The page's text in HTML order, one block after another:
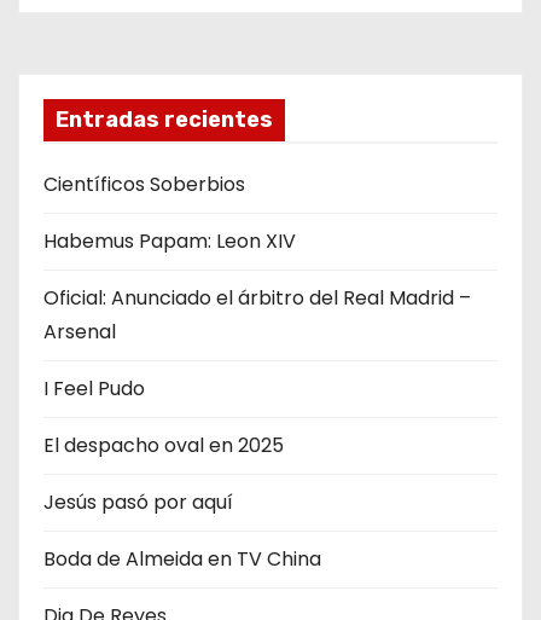
r
a
a
s
Entradas recientes
Científicos Soberbios
Habemus Papam: Leon XIV
Oficial: Anunciado el árbitro del Real Madrid –
Arsenal
I Feel Pudo
El despacho oval en 2025
Jesús pasó por aquí
Boda de Almeida en TV China